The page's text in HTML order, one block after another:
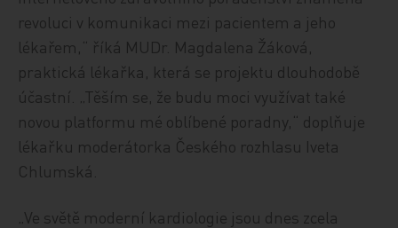
revoluci v komunikaci mezi pacientem a jeho
lékařem,“ říká MUDr. Magdalena Žáková,
praktická lékařka, která se projektu dlouhodobě
účastní. „Těším se, že budu moci využívat také
novou platformu mé oblíbené poradny,“ doplňuje
lékařku moderátorka Českého rozhlasu Iveta
Chlumská.
„Ve světě moderní kardiologie jsou dnes zcela